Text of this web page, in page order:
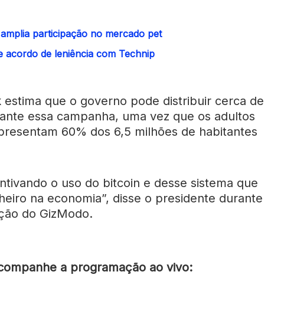
participação no mercado pet
acordo de leniência com Technip
que o governo pode distribuir cerca de
essa campanha, uma vez que os adultos
60% dos 6,5 milhões de habitantes
o uso do bitcoin e desse sistema que
na economia”, disse o presidente durante
do GizModo.
a programação ao vivo: